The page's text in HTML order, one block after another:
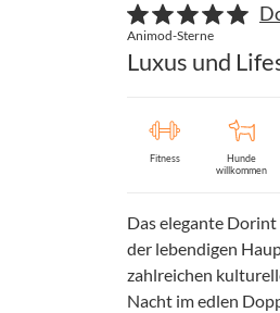
Animod-Sterne
Luxus und
Fitness
Hunde
willkommen
Das elegante
der lebendigen
zahlreichen
Nacht im edlen